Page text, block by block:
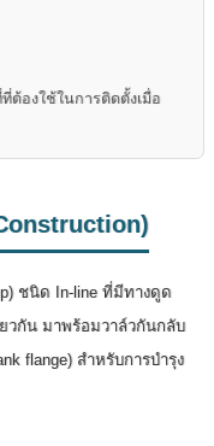
ต้องใช้ในการติดตั้งเมื่อ
ชนิด In-line ที่มีทางดูด
วกัน มาพร้อมวาล์วกันกลับ
flange) สำหรับการบำรุง